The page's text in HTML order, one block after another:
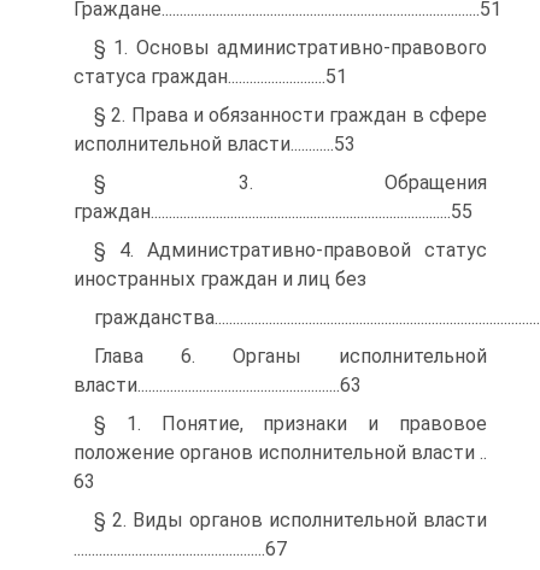
Граждане........................................................................................51
§ 1. Основы административно-правового
статуса граждан...........................51
§ 2. Права и обязанности граждан в сфере
исполнительной власти............53
§ 3. Обращения
граждан...................................................................................55
§ 4. Административно-правовой статус
иностранных граждан и лиц без
Глава 6. Органы исполнительной
власти........................................................63
§ 1. Понятие, признаки и правовое
положение органов исполнительной власти ..
63
§ 2. Виды органов исполнительной власти
.....................................................67